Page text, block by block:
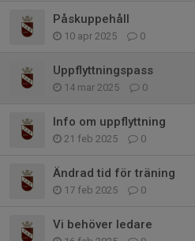
Påskuppehåll
10 apr 2025 0
Uppflyttningspass
14 mar 2025 0
Info om uppflyttning
21 feb 2025 0
Ändrad tid för träning
17 feb 2025 0
Vi behöver ledare